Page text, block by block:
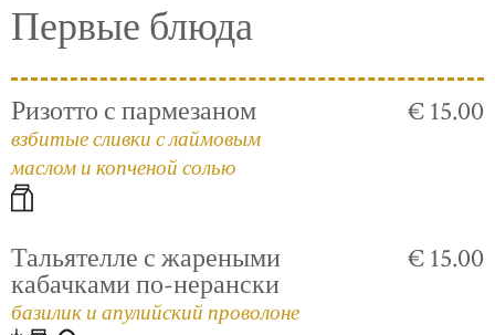
Первые блюда
Ризотто с пармезаном
взбитые сливки с лаймовым
маслом и копченой солью
€ 15.00
Тальятелле с жареными
кабачками по-нерански
базилик и апулийский проволоне
€ 15.00